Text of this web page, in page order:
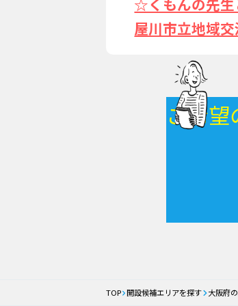
屋川市立地域
ご希
TOP 開設候補エリアを探す 大阪府